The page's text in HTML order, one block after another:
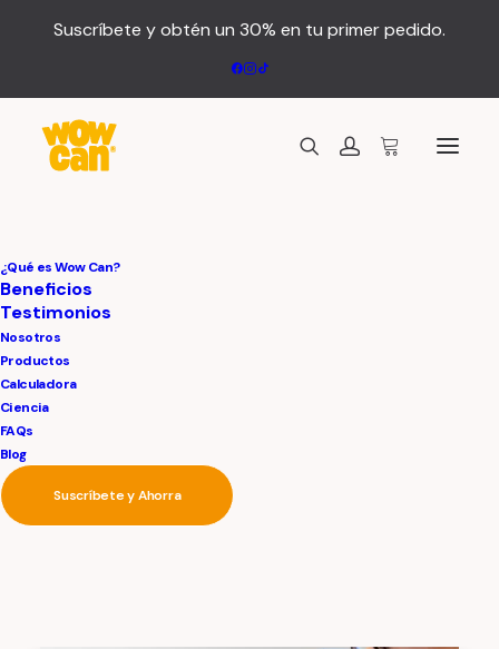
Suscríbete y obtén un 30% en tu primer pedido.
¿Qué es Wow Can?
Beneficios
Testimonios
Nosotros
Productos
Calculadora
Ciencia
FAQs
Blog
Suscríbete y Ahorra